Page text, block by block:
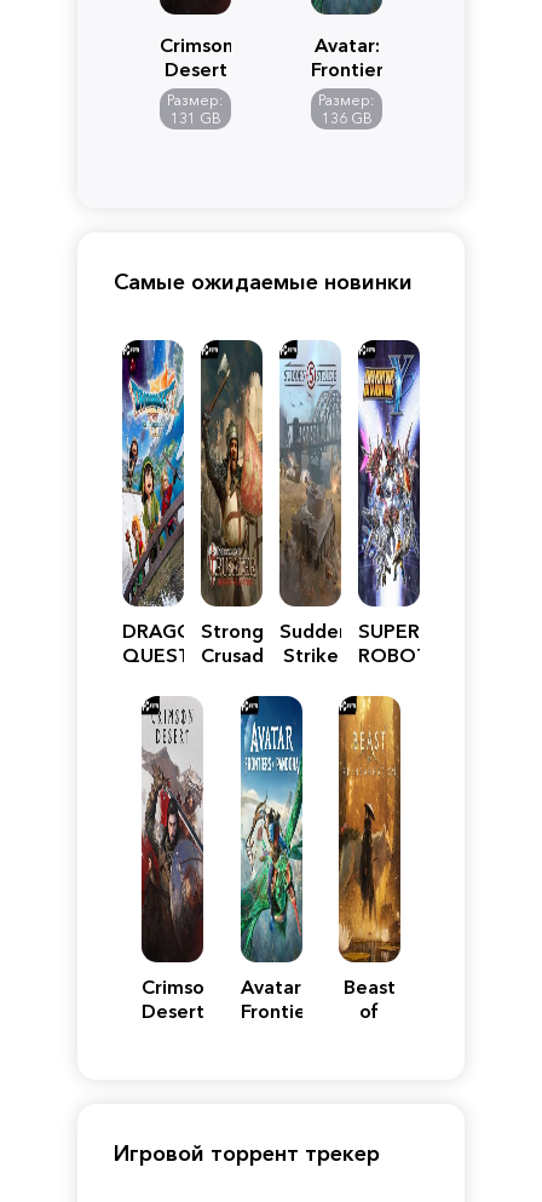
Crimson
Desert
Размер:
131 GB
Avatar:
Frontiers
of
Pandora
Размер:
136 GB
Самые ожидаемые новинки
DRAGON
QUEST
Reimagined
Stronghold
Crusader:
Edition
Sudden
Strike
SUPER
ROBOT
Y
Crimson
Desert
Avatar:
Frontiers
Beast
of
Игровой торрент трекер